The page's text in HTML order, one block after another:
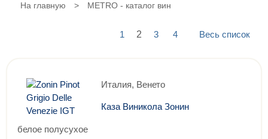
На главную > METRO - каталог вин
1 2 3 4 Весь список
Италия, Венето
Каза Виникола Зонин
белое полусухое